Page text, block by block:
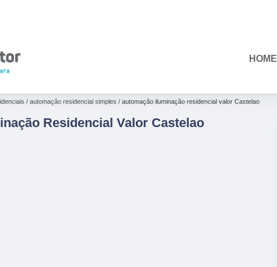
HOME
automação residencial simples automação iluminação residencial valor Castelao
Residencial Valor Castelao